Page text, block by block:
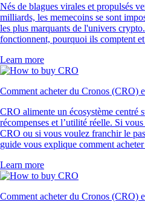
Nés de blagues virales et propulsés
milliards, les memecoins se sont
les plus marquants de l'univers
fonctionnent, pourquoi ils comptent
Learn more
Comment acheter du Cronos (CRO)
CRO alimente un écosystème centré
récompenses et l’utilité réelle. Si
CRO ou si vous voulez franchir le
guide vous explique comment
Learn more
Comment acheter du Cronos (CRO)